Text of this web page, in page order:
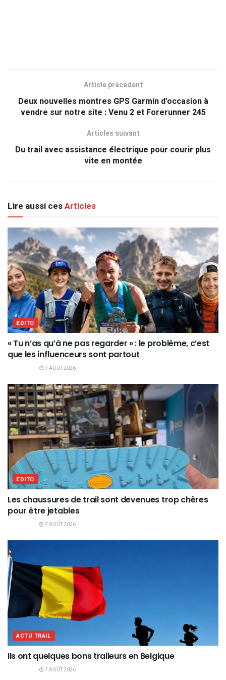
Article précédent
Deux nouvelles montres GPS Garmin d’occasion à
vendre sur notre site : Venu 2 et Forerunner 245
Articles suivant
Du trail avec assistance électrique pour courir plus
vite en montée
Lire aussi cesArticles
EDITO
« Tu n’as qu’à ne pas regarder » : le problème, c’est
que les influenceurs sont partout
7 AOÛT 2026
EDITO
Les chaussures de trail sont devenues trop chères
pour être jetables
7 AOÛT 2026
ACTU TRAIL
Ils ont quelques bons traileurs en Belgique
7 AOÛT 2026